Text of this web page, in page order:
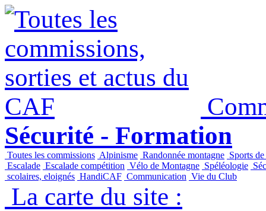
Sécurité - Formation
Toutes les commissions Alpinisme Randonnée montagne Sports
Escalade Escalade compétition Vélo de Montagne Spéléologie
scolaires, eloignés HandiCAF Communication Vie du Club
La carte du site :